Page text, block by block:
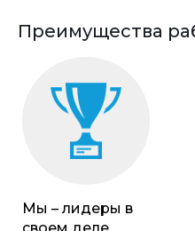
Преимущества
Мы – лидеры в